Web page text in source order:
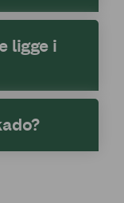
ligge i